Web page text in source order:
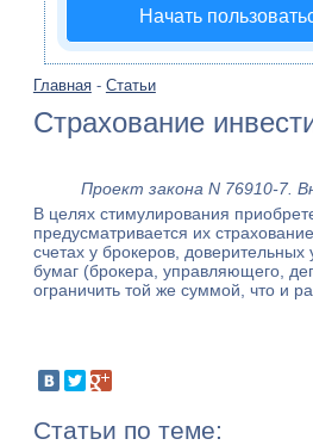
Начать
Главная- Статьи
Страхование
Проект закона N 76910-7.
В целях стимулирования
предусматривается их
счетах у брокеров,
бумаг (брокера, управляющего,
ограничить той же суммой, что и
Статьи по теме: